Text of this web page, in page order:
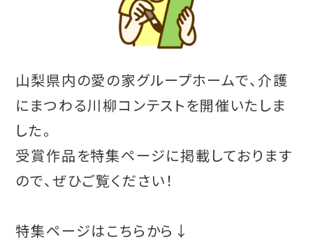
山梨県内の愛の家グループホームで、介護
にまつわる川柳コンテストを開催いたしま
した。
受賞作品を特集ページに掲載しております
ので、ぜひご覧ください！
特集ページはこちらから↓